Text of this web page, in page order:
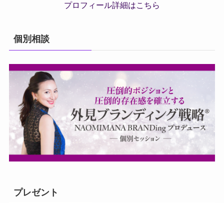
プロフィール詳細はこちら
個別相談
プレゼント